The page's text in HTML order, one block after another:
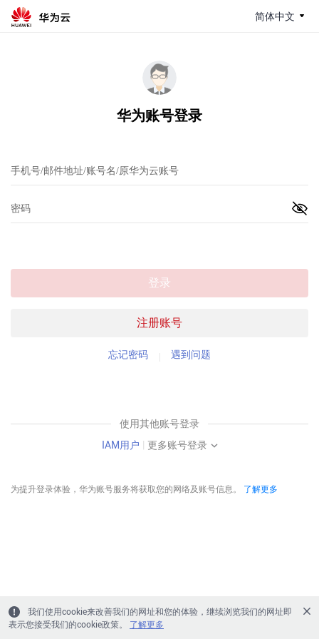
简体中文
华为账号登录
注册账号
登录
忘记密码 遇到问题
使用其他账号登录
IAM用户 | 更多账号登录
为提升登录体验，华为账号服务将获取您的网络及账号信息。 了解更多
我们使用cookie来改善我们的网址和您的体验，继续浏览我们的网址即
表示您接受我们的cookie政策。
了解更多